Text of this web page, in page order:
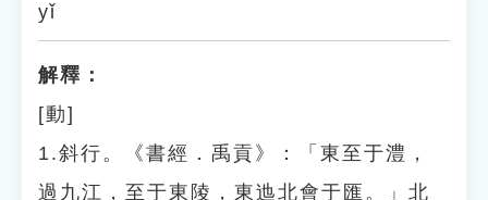
yǐ
解釋：
[動]
1.斜行。《書經．禹貢》：「東至于澧，
過九江，至于東陵，東迆北會于匯。」北